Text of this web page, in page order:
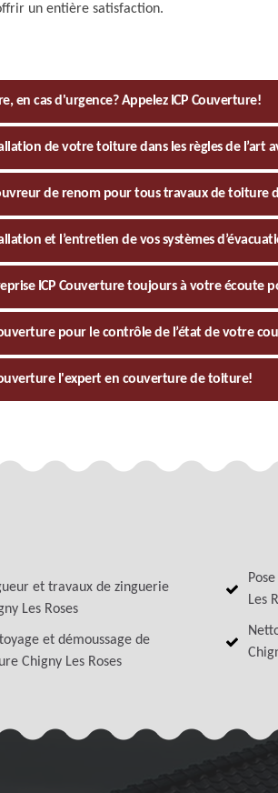
un entière satisfaction.
en cas d'urgence? Appelez ICP Couverture!
de votre toiture dans les règles de l’art
de renom pour tous travaux de toiture
et l’entretien de vos systèmes
ICP Couverture toujours à votre écoute
pour le contrôle de l’état de votre
l'expert en couverture de toiture!
et travaux de zinguerie
Les Roses
et démoussage de
Chigny Les Roses
Les